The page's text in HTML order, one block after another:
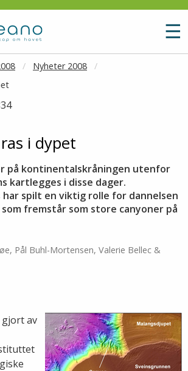
☰
Nyheter 2008
i dypet
på kontinentalskråningen utenfor
kartlegges i disse dager.
har spilt en viktig rolle for dannelsen
fremstår som store canyoner på
Pål Buhl-Mortensen, Valerie Bellec &
av